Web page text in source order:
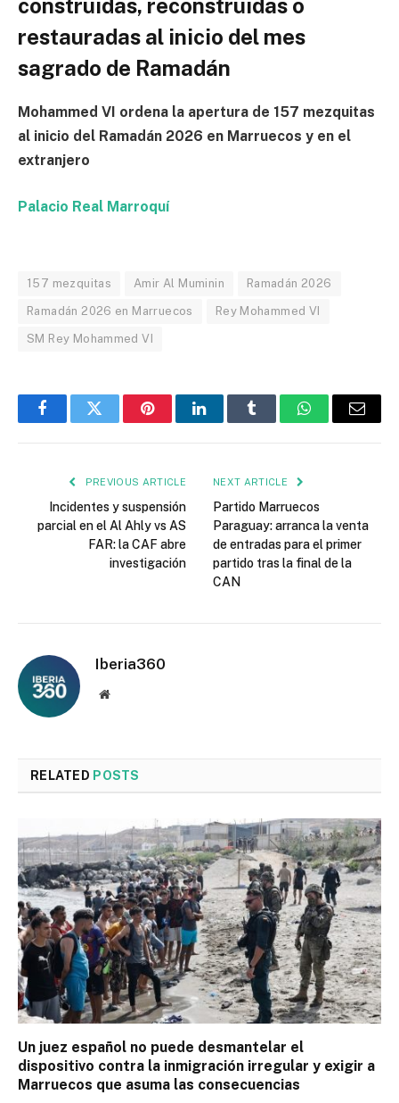
construidas, reconstruidas o
restauradas al inicio del mes
sagrado de Ramadán
Mohammed VI ordena la apertura de 157 mezquitas
al inicio del Ramadán 2026 en Marruecos y en el
extranjero
Palacio Real Marroquí
157 mezquitas Amir Al Muminin Ramadán 2026
Ramadán 2026 en Marruecos Rey Mohammed VI
SM Rey Mohammed VI
FacebookTwitter PinterestLinkedInTumblr WhatsAppEmail
PREVIOUS ARTICLE
Incidentes y suspensión
parcial en el Al Ahly vs AS
FAR: la CAF abre
investigación
NEXT ARTICLE
Partido Marruecos
Paraguay: arranca la venta
de entradas para el primer
partido tras la final de la
CAN
Iberia360
Website
RELATED POSTS
Un juez español no puede desmantelar el
dispositivo contra la inmigración irregular y exigir a
Marruecos que asuma las consecuencias